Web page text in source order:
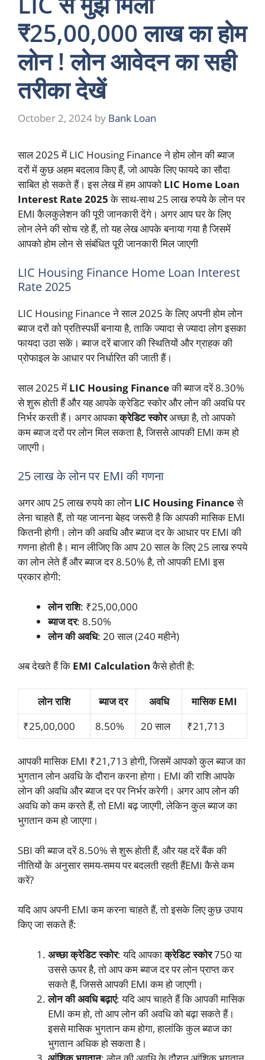
₹25,00,000 लाख का होम
लोन ! लोन आवेदन का सही
तरीका देखें
October 2, 2024 by Bank Loan
साल 2025 में LIC Housing Finance ने होम लोन की ब्याज
दरों में कुछ अहम बदलाव किए हैं, जो आपके लिए फायदे का सौदा
साबित हो सकते हैं। इस लेख में हम आपको LIC Home Loan
Interest Rate 2025के साथ-साथ 25 लाख रुपये के लोन पर
EMI कैलकुलेशन की पूरी जानकारी देंगे। अगर आप घर के लिए
लोन लेने की सोच रहे हैं, तो यह लेख आपके बनाया गया है जिसमें
आपको होम लोन से संबंधित पूरी जानकारी मिल जाएगी
LIC Housing Finance Home Loan Interest
Rate 2025
LIC Housing Finance ने साल 2025 के लिए अपनी होम लोन
ब्याज दरों को प्रतिस्पर्धी बनाया है, ताकि ज्यादा से ज्यादा लोग इसका
फायदा उठा सकें। ब्याज दरें बाजार की स्थितियों और ग्राहक की
प्रोफाइल के आधार पर निर्धारित की जाती हैं।
साल 2025 में LIC Housing Financeकी ब्याज दरें 8.30%
से शुरू होती हैं और यह आपके क्रेडिट स्कोर और लोन की अवधि पर
निर्भर करती हैं। अगर आपकाक्रेडिट स्कोरअच्छा है, तो आपको
कम ब्याज दरों पर लोन मिल सकता है, जिससे आपकी EMI कम हो
जाएगी।
25 लाख के लोन पर EMI की गणना
अगर आप 25 लाख रुपये का लोन LIC Housing Financeसे
लेना चाहते हैं, तो यह जानना बेहद जरूरी है कि आपकी मासिक EMI
कितनी होगी। लोन की अवधि और ब्याज दर के आधार पर EMI की
गणना होती है। मान लीजिए कि आप 20 साल के लिए 25 लाख रुपये
का लोन लेते हैं और ब्याज दर 8.50% है, तो आपकी EMI इस
प्रकार होगी:
लोन राशि: ₹25,00,000
ब्याज दर: 8.50%
लोन की अवधि: 20 साल (240 महीने)
अब देखते हैं कि EMI Calculationकैसे होती है:
लोन राशि ब्याज दर अवधि
मासिक EMI
₹25,00,000
8.50% 20 साल ₹21,713
आपकी मासिक EMI ₹21,713 होगी, जिसमें आपको कुल ब्याज का
भुगतान लोन अवधि के दौरान करना होगा। EMI की राशि आपके
लोन की अवधि और ब्याज दर पर निर्भर करेगी। अगर आप लोन की
अवधि को कम करते हैं, तो EMI बढ़ जाएगी, लेकिन कुल ब्याज का
भुगतान कम हो जाएगा।
SBI की ब्याज दरें 8.50% से शुरू होती हैं, और यह दरें बैंक की
नीतियों के अनुसार समय-समय पर बदलती रहती हैंEMI कैसे कम
करें?
यदि आप अपनी EMI कम करना चाहते हैं, तो इसके लिए कुछ उपाय
किए जा सकते हैं:
अच्छा क्रेडिट स्कोर: यदि आपकाक्रेडिट स्कोर750 या
उससे ऊपर है, तो आप कम ब्याज दर पर लोन प्राप्त कर
सकते हैं, जिससे आपकी EMI कम हो जाएगी।
लोन की अवधि बढ़ाएं: यदि आप चाहते हैं कि आपकी मासिक
EMI कम हो, तो आप लोन की अवधि को बढ़ा सकते हैं।
इससे मासिक भुगतान कम होगा, हालांकि कुल ब्याज का
भुगतान अधिक हो सकता है।